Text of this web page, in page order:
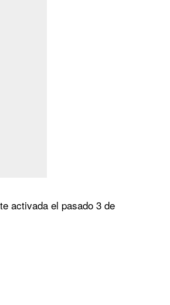
activada el pasado 3 de